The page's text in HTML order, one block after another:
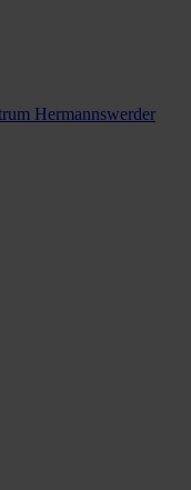
Hermannswerder